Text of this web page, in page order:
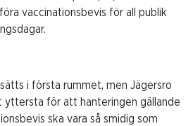
vaccinationsbevis för all publik
i första rummet, men Jägersro
yttersta för att hanteringen gällande
ska vara så smidig som